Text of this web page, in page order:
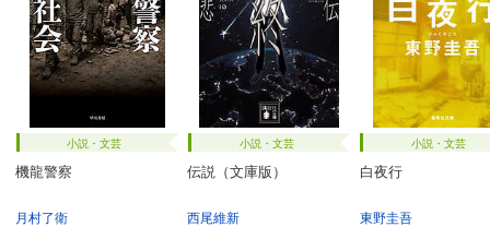
小説・文芸
機龍警察
月村了衛
小説・文芸
伝説（文庫版）
西尾維新
小説・文芸
白夜行
東野圭吾